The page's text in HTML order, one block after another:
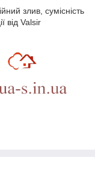
злив, сумісність
від Valsir